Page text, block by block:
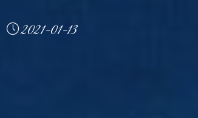
2021-01-13